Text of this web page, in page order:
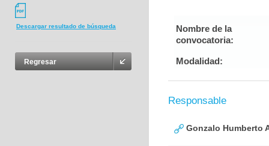
Descargar resultado de búsqueda
Regresar
Nombre de la
convocatoria:
Modalidad:
Responsable
Gonzalo Humberto